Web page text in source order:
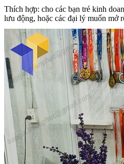
Thích hợp: cho các bạn trẻ kinh
lưu động, hoặc các đại lý muốn mở